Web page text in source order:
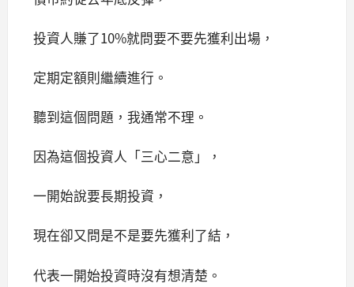
投資人賺了10%就問要不要先獲利出場，
定期定額則繼續進行。
聽到這個問題，我通常不理。
因為這個投資人「三心二意」，
一開始說要長期投資，
現在卻又問是不是要先獲利了結，
代表一開始投資時沒有想清楚。